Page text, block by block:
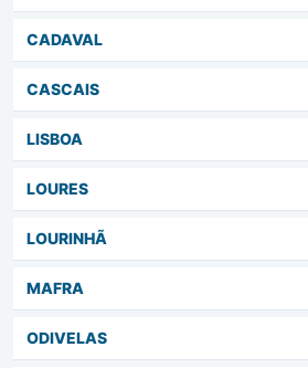
CADAVAL
CASCAIS
LISBOA
LOURES
LOURINHÃ
MAFRA
ODIVELAS